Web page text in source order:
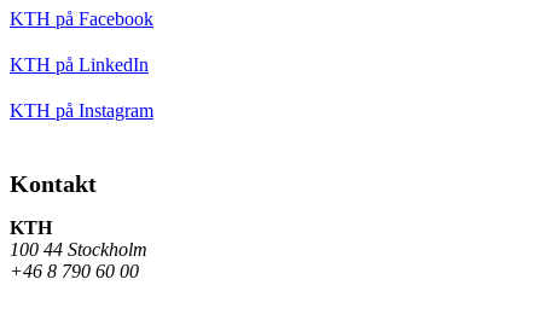
KTH på Facebook
KTH på LinkedIn
KTH på Instagram
Kontakt
KTH
100 44 Stockholm
+46 8 790 60 00